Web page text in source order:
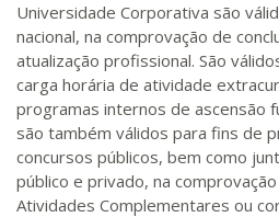
Universidade Corporativa são
nacional, na comprovação de
atualização profissional. São
carga horária de atividade
programas internos de ascensão
são também válidos para fins de
concursos públicos, bem como
público e privado, na
Atividades Complementares ou